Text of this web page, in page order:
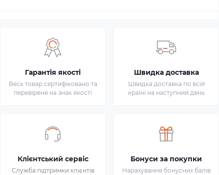
Гарантія якості
Весь товар сертифіковано та
перевірене на знак якості
Швидка доставка
Швидка доставка по всій
країні на наступний день
Клієнтський сервіс
Служба підтримки клієнтів
Бонуси за покупки
Нарахування бонусних балів